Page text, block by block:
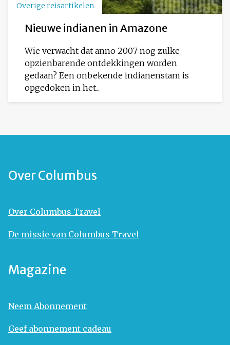
Overige reisartikelen
Nieuwe indianen in Amazone
Wie verwacht dat anno 2007 nog zulke
opzienbarende ontdekkingen worden
gedaan? Een onbekende indianenstam is
opgedoken in het...
Over Columbus
Over Columbus Travel
De missie van Columbus Travel
Magazine
Neem Abonnement
Geef abonnement cadeau